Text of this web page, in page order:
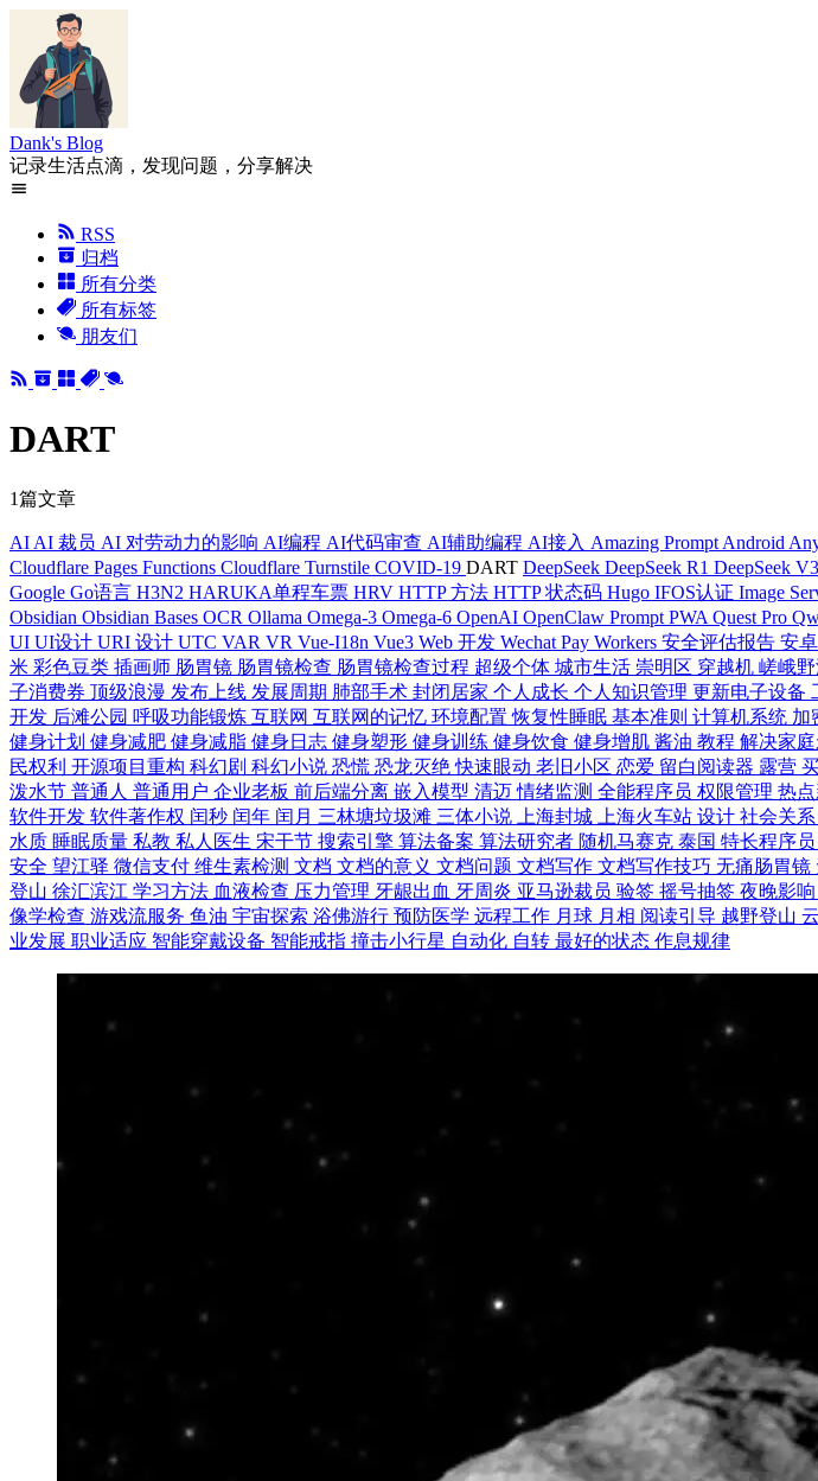
Dank's Blog
记录生活点滴，发现问题，分享解决
RSS
归档
所有分类
所有标签
朋友们
DART
1篇文章
AI AI 裁员 AI 对劳动力的影响 AI编程 AI代码审查 AI辅助编程 AI接入 Amazing Prompt Android
Cloudflare Pages Functions Cloudflare Turnstile COVID-19 DART DeepSeek DeepSeek R1 DeepSeek V3
Google Go语言 H3N2 HARUKA单程车票 HRV HTTP 方法 HTTP 状态码 Hugo IFOS认证 Image
Obsidian Obsidian Bases OCR Ollama Omega-3 Omega-6 OpenAI OpenClaw Prompt PWA Quest Pro
UI UI设计 URI 设计 UTC VAR VR Vue-I18n Vue3 Web 开发 Wechat Pay Workers 安全评估报告 安卓
米 彩色豆类 插画师 肠胃镜 肠胃镜检查 肠胃镜检查过程 超级个体 城市生活 崇明区 穿越机 嵯峨
子消费券 顶级浪漫 发布上线 发展周期 肺部手术 封闭居家 个人成长 个人知识管理 更新电子设备
开发 后滩公园 呼吸功能锻炼 互联网 互联网的记忆 环境配置恢复性睡眠 基本准则 计算机系统 加
健身计划 健身减肥 健身减脂 健身日志 健身塑形 健身训练 健身饮食 健身增肌 酱油 教程 解决家
民权利 开源项目重构 科幻剧 科幻小说 恐慌 恐龙灭绝快速眼动 老旧小区 恋爱 留白阅读器 露营
泼水节 普通人 普通用户 企业老板 前后端分离 嵌入模型 清迈情绪监测 全能程序员 权限管理 热
软件开发 软件著作权 闰秒 闰年 闰月 三林塘垃圾滩 三体小说 上海封城 上海火车站 设计 社会关系
水质 睡眠质量 私教 私人医生 宋干节 搜索引擎 算法备案 算法研究者 随机马赛克 泰国 特长程序员
安全 望江驿 微信支付 维生素检测 文档 文档的意义 文档问题 文档写作 文档写作技巧 无痛肠胃镜
登山 徐汇滨江 学习方法 血液检查 压力管理 牙龈出血 牙周炎 亚马逊裁员 验签 摇号抽签 夜晚影响
像学检查 游戏流服务 鱼油 宇宙探索 浴佛游行 预防医学 远程工作 月球 月相 阅读引导 越野登山
业发展 职业适应 智能穿戴设备 智能戒指 撞击小行星 自动化 自转 最好的状态 作息规律